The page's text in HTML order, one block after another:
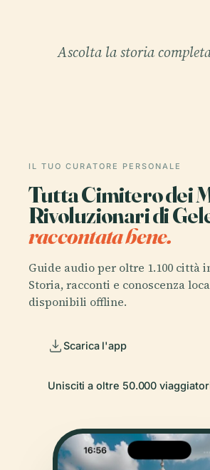
Ascolta la storia
IL TUO CURATORE PERSONALE
Tutta Cimitero dei
Rivoluzionari di
raccontata bene.
Guide audio per oltre 1.100 città
Storia, racconti e conoscenza
disponibili offline.
Scarica l'app
Unisciti a oltre 50.000